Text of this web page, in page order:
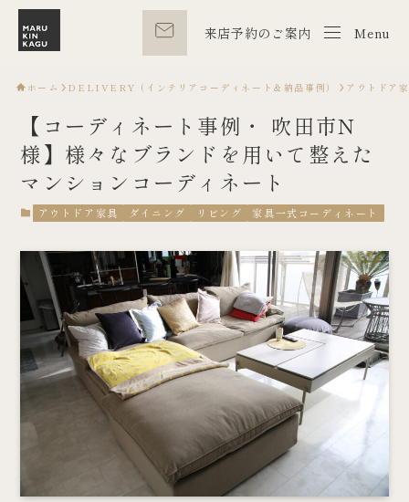
来店予約のご案内 Menu
Menu
ホーム DELIVERY（インテリアコーディネート＆納品事例） アウトドア
【コーディネート事例・ 吹田市N
様】様々なブランドを用いて整えた
マンションコーディネート
アウトドア家具 ダイニング リビング 家具一式コーディネート